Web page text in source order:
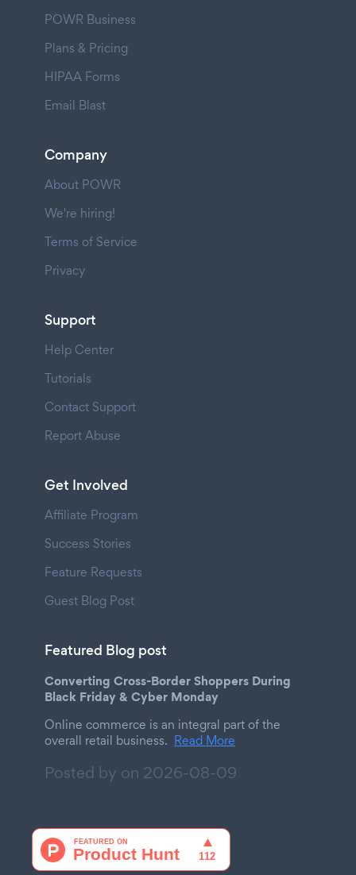
POWR Business
Plans & Pricing
HIPAA Forms
Email Blast
Company
About POWR
We're hiring!
Terms of Service
Privacy
Support
Help Center
Tutorials
Contact Support
Report Abuse
Get Involved
Affiliate Program
Success Stories
Feature Requests
Guest Blog Post
Featured Blog post
Converting Cross-Border Shoppers During
Black Friday & Cyber Monday
Online commerce is an integral part of the
overall retail business. Read More
Posted by on 2026-08-09